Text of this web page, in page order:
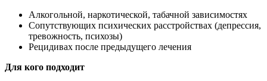
Алкогольной, наркотической, табачной зависимостях
Сопутствующих психических расстройствах (депрессия,
тревожность, психозы)
Рецидивах после предыдущего лечения
Для кого подходит